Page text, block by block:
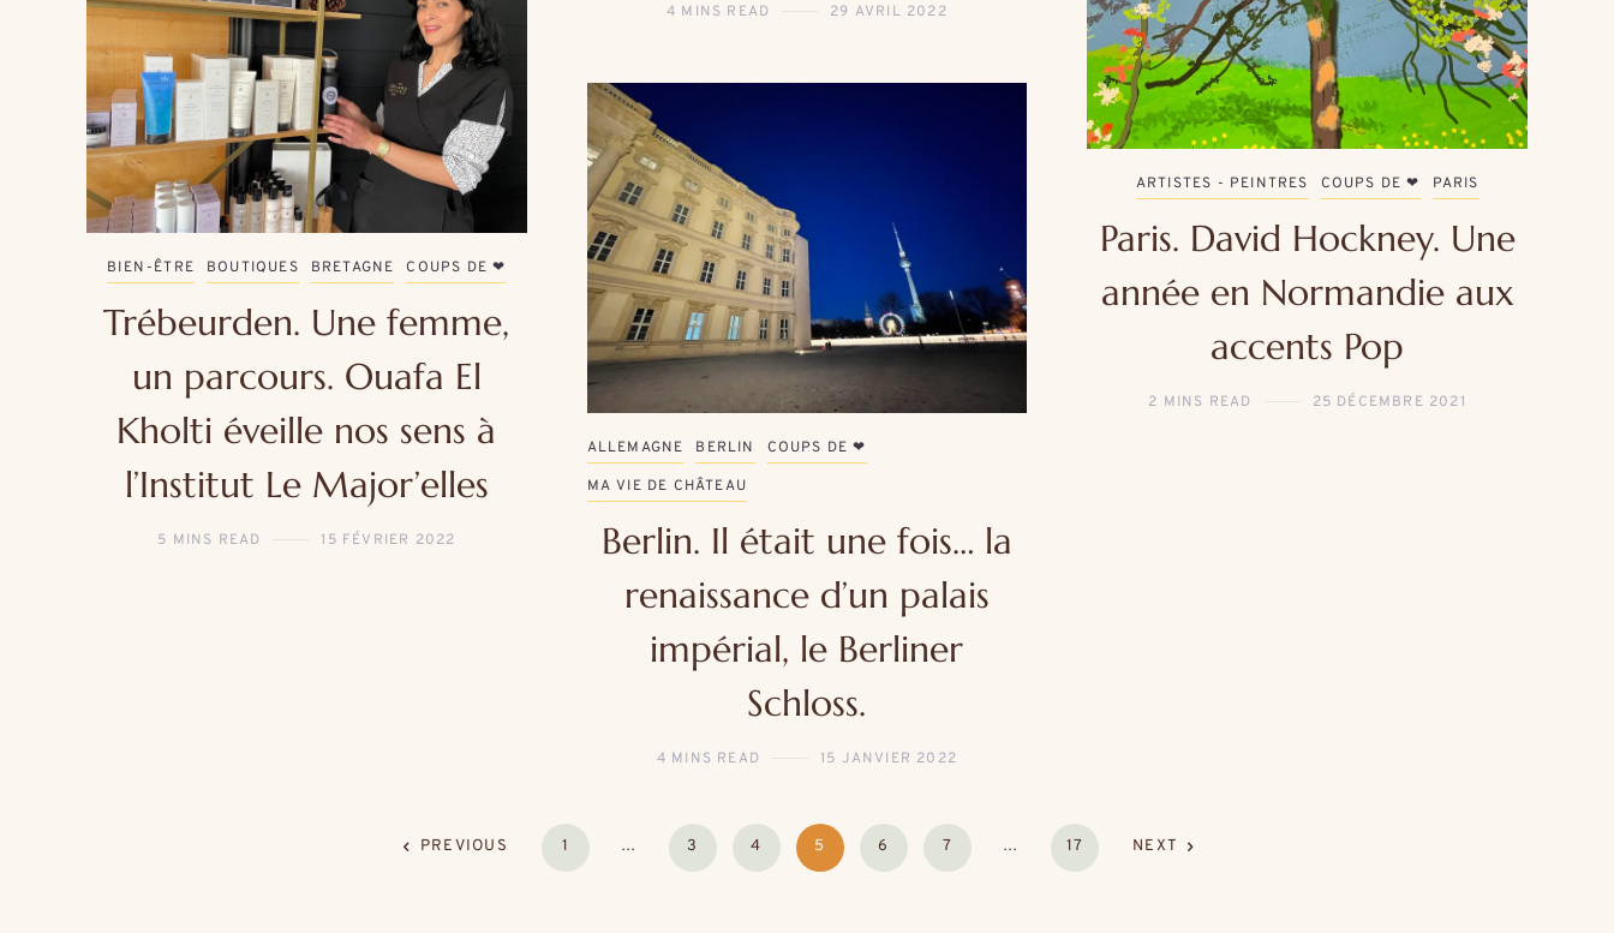
4 MINS READ 29 AVRIL 2022
BIEN-ÊTRE BOUTIQUES BRETAGNE COUPS DE ❤
Trébeurden. Une femme,
un parcours. Ouafa El
Kholti éveille nos sens à
l’Institut Le Major’elles
5 MINS READ 15 FÉVRIER 2022
ALLEMAGNE BERLIN
COUPS DE ❤
MA VIE DE CHÂTEAU
Berlin. Il était une fois… la
renaissance d’un palais
impérial, le Berliner
Schloss.
4 MINS READ 15 JANVIER 2022
ARTISTES - PEINTRES COUPS DE ❤ PARIS
Paris. David Hockney. Une
année en Normandie aux
accents Pop
2 MINS READ 25 DÉCEMBRE 2021
PREVIOUS 1 … 3 4 5 6 7 … 17 NEXT